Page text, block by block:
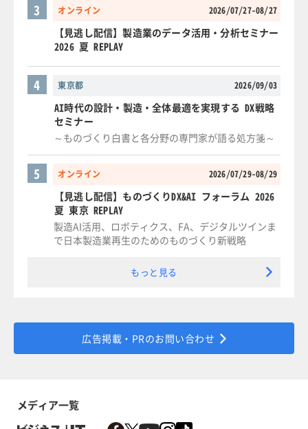
オンライン 2026/07/27-08/27
3
【見逃し配信】製造業のデータ活用・分析セミナー
2026 夏 REPLAY
東京都 2026/09/03
4
AI時代の設計・製造・全体最適を実現する DX戦略
セミナー
～ものづくり白書と各分野の専門家が語る処方箋～
オンライン 2026/07/29-08/29
5
【見逃し配信】ものづくりDX&AI フォーラム 2026
夏 東京 REPLAY
製造AI活用、ロボティクス、FA、デジタルツインま
で日本製造業再生のためのものづくり新戦略
もっと見る
広告掲載・PRのお問い合わせ
メディア一覧